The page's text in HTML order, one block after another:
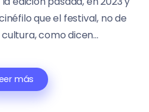
que el festival, no de
como dicen...
más